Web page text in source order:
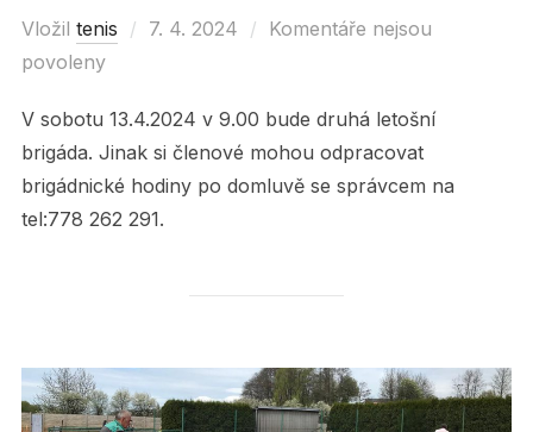
Vložil tenis
Posted
7. 4. 2024
Komentáře nejsou
povoleny
V sobotu 13.4.2024 v 9.00 bude druhá letošní
brigáda. Jinak si členové mohou odpracovat
brigádnické hodiny po domluvě se správcem na
tel:778 262 291.